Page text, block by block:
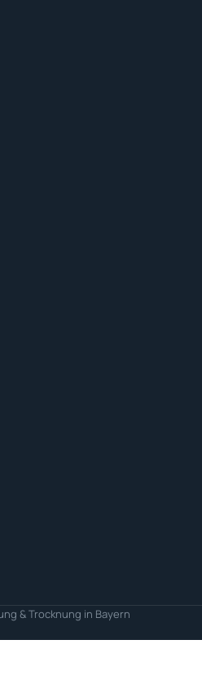
& Trocknung in Bayern